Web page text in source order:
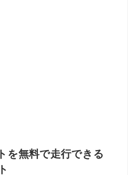
を無料で走行できる